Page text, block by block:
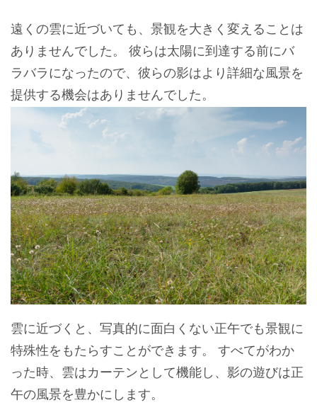
遠くの雲に近づいても、景観を大きく変えることは
ありませんでした。 彼らは太陽に到達する前にバ
ラバラになったので、彼らの影はより詳細な風景を
提供する機会はありませんでした。
雲に近づくと、写真的に面白くない正午でも景観に
特殊性をもたらすことができます。 すべてがわか
った時、雲はカーテンとして機能し、影の遊びは正
午の風景を豊かにします。